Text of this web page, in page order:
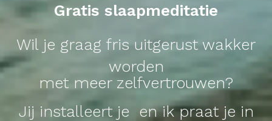
Gratis slaapmeditatie
Wil je graag fris uitgerust wakker
worden
met meer zelfvertrouwen?
Jij installeert je en ik praat je in